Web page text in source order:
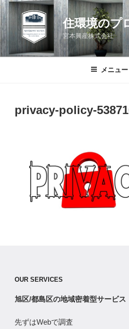
コ
ン
テ
ン
ツ
住環境のプ
宮本興産株式会社
メニュー
privacy-policy-
OUR SERVICES
旭区/都島区の地域密着型サービス
先ずはWebで調査